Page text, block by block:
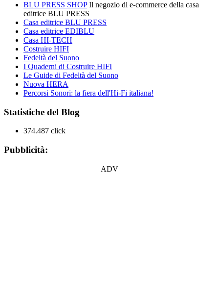
BLU PRESS SHOPIl negozio di e-commerce della casa
editrice BLU PRESS
Casa editrice BLU PRESS
Casa editrice EDIBLU
Casa HI-TECH
Costruire HIFI
Fedeltà del Suono
I Quaderni di Costruire HIFI
Le Guide di Fedeltà del Suono
Nuova HERA
Percorsi Sonori: la fiera dell'Hi-Fi italiana!
Statistiche del Blog
374.487 click
Pubblicità:
ADV